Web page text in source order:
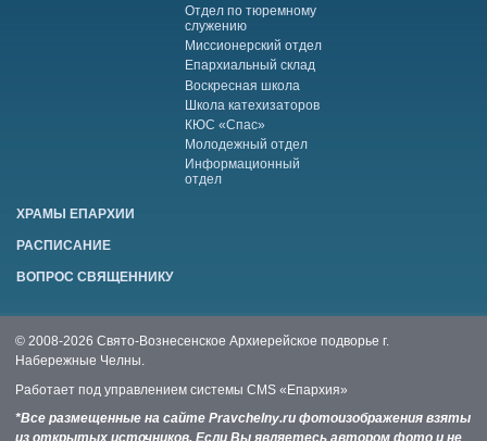
Отдел по тюремному
служению
Миссионерский отдел
Епархиальный склад
Воскресная школа
Школа катехизаторов
КЮС «Спас»
Молодежный отдел
Информационный
отдел
ХРАМЫ ЕПАРХИИ
РАСПИСАНИЕ
ВОПРОС СВЯЩЕННИКУ
© 2008-2026 Свято-Вознесенское Архиерейское подворье г.
Набережные Челны.
Работает под управлением системы CMS «Епархия»
*Все размещенные на сайте Pravchelny.ru фотоизображения взяты
из открытых источников. Если Вы являетесь автором фото и не